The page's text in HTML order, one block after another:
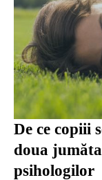
De ce copiii
doua
psihologilor